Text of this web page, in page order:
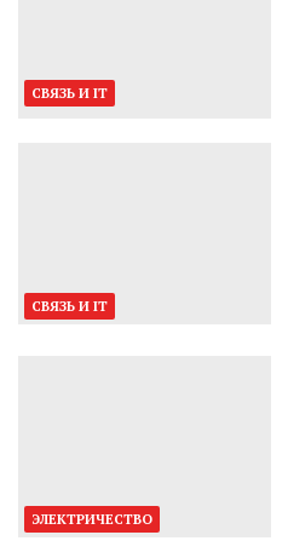
СВЯЗЬ И IT
СВЯЗЬ И IT
ЭЛЕКТРИЧЕСТВО